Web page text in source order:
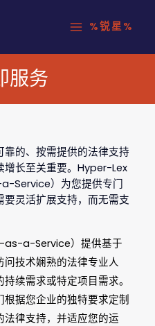
%锐星%
服务
的、按需提供的法律支持
增长至关重要。Hyper-Lex
Service）为您提供专门
灵活扩展支持，而无需支
as-a-Service）提供基于
技术娴熟的法律专业人
续需求或特定项目需求。
据您企业的独特要求定制
律支持，并适应您的运